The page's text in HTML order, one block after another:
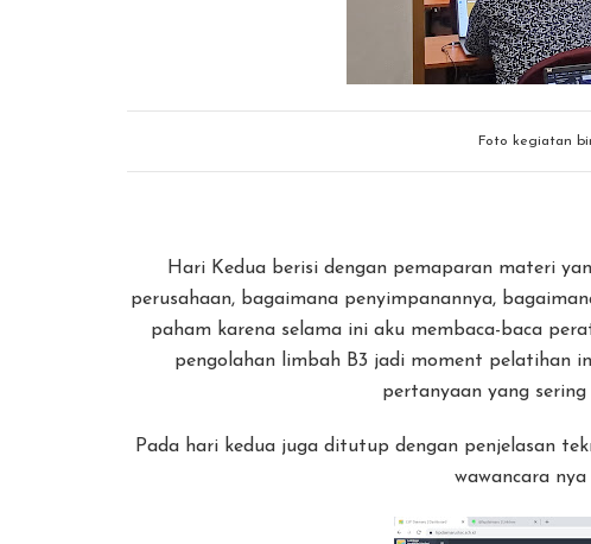
Foto kegiatan
Hari Kedua berisi dengan pemaparan materi
perusahaan, bagaimana penyimpanannya,
paham karena selama ini aku membaca-baca
pengolahan limbah B3 jadi moment pelatihan
pertanyaan yang
Pada hari kedua juga ditutup dengan penjelasan
wawancara nya